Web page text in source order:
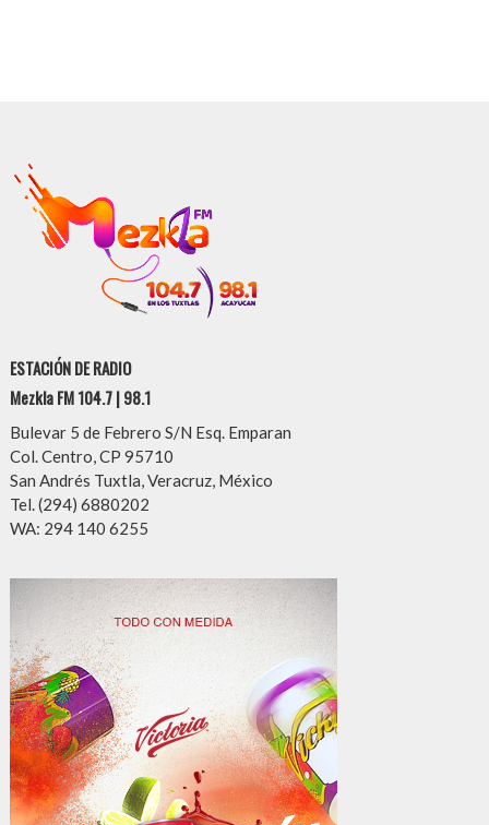
ESTACIÓN DE RADIO
Mezkla FM 104.7 | 98.1
Bulevar 5 de Febrero S/N Esq. Emparan
Col. Centro, CP 95710
San Andrés Tuxtla, Veracruz, México
Tel. (294) 6880202
WA: 294 140 6255